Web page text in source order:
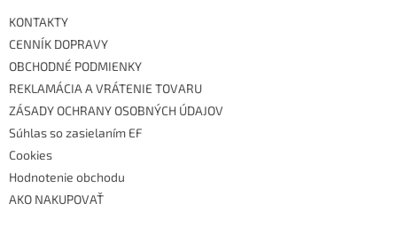
KONTAKTY
CENNÍK DOPRAVY
OBCHODNÉ PODMIENKY
REKLAMÁCIA A VRÁTENIE TOVARU
ZÁSADY OCHRANY OSOBNÝCH ÚDAJOV
Súhlas so zasielaním EF
Cookies
Hodnotenie obchodu
AKO NAKUPOVAŤ